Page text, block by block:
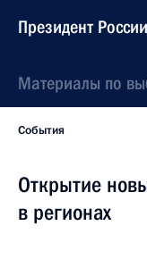
Президент России
Материалы по
События
Открытие
в регионах